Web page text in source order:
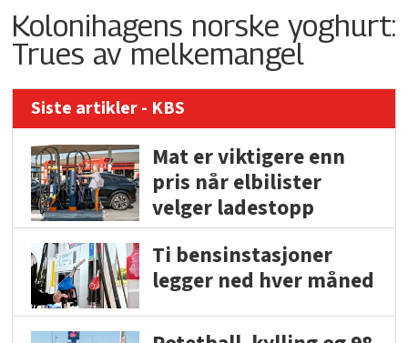
Kolonihagens norske yoghurt:
Trues av melkemangel
Siste artikler - KBS
Mat er viktigere enn
pris når elbilister
velger ladestopp
Ti bensinstasjoner
legger ned hver måned